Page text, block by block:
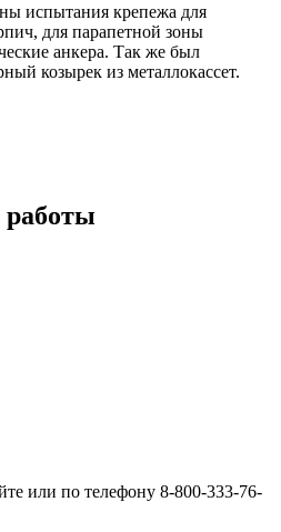
испытания крепежа для
для парапетной зоны
анкера. Так же был
козырек из металлокассет.
работы
или по телефону 8-800-333-76-